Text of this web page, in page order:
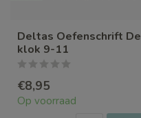
Deltas Oefenschrift De
klok 9-11
€8,95
Op voorraad